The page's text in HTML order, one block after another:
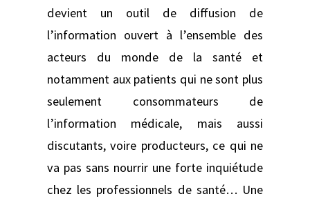
devient un outil de diffusion de
l’information ouvert à l’ensemble des
acteurs du monde de la santé et
notamment aux patients qui ne sont plus
seulement consommateurs de
l’information médicale, mais aussi
discutants, voire producteurs, ce qui ne
va pas sans nourrir une forte inquiétude
chez les professionnels de santé… Une